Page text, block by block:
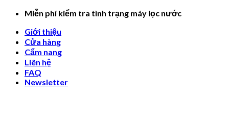
Skip
content
Miễn phí kiểm tra tình trạng máy lọc nước
Giới thiệu
Cửa hàng
Cẩm nang
Liên hệ
FAQ
Newsletter